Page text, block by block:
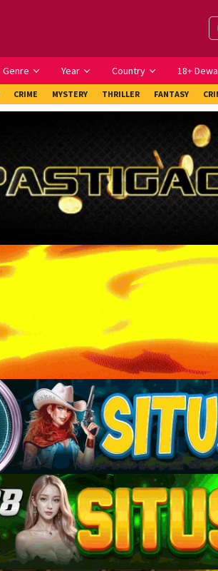
Genre Year Country 18+
CRIME MYSTERY THRILLER FANTASY